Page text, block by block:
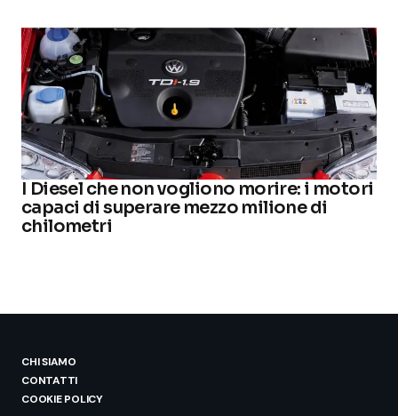
I Diesel che non vogliono morire: i motori
capaci di superare mezzo milione di
chilometri
CHI SIAMO
CONTATTI
COOKIE POLICY